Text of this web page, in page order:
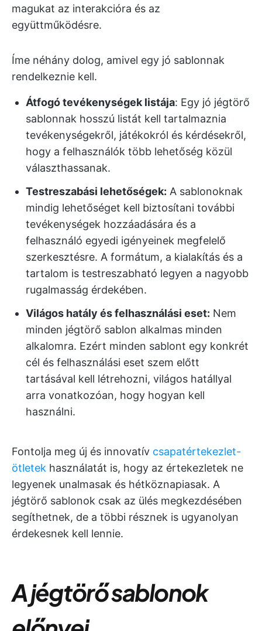
magukat az interakcióra és az
együttműködésre.
Íme néhány dolog, amivel egy jó sablonnak
rendelkeznie kell.
Átfogó tevékenységek listája: Egy jó jégtörő
sablonnak hosszú listát kell tartalmaznia
tevékenységekről, játékokról és kérdésekről,
hogy a felhasználók több lehetőség közül
választhassanak.
Testreszabási lehetőségek: A sablonoknak
mindig lehetőséget kell biztosítani további
tevékenységek hozzáadására és a
felhasználó egyedi igényeinek megfelelő
szerkesztésre. A formátum, a kialakítás és a
tartalom is testreszabható legyen a nagyobb
rugalmasság érdekében.
Világos hatály és felhasználási eset: Nem
minden jégtörő sablon alkalmas minden
alkalomra. Ezért minden sablont egy konkrét
cél és felhasználási eset szem előtt
tartásával kell létrehozni, világos hatállyal
arra vonatkozóan, hogy hogyan kell
használni.
Fontolja meg új és innovatív csapatértekezlet-
ötletek használatát is, hogy az értekezletek ne
legyenek unalmasak és hétköznapiasak. A
jégtörő sablonok csak az ülés megkezdésében
segíthetnek, de a többi résznek is ugyanolyan
érdekesnek kell lennie.
A jégtörő sablonok